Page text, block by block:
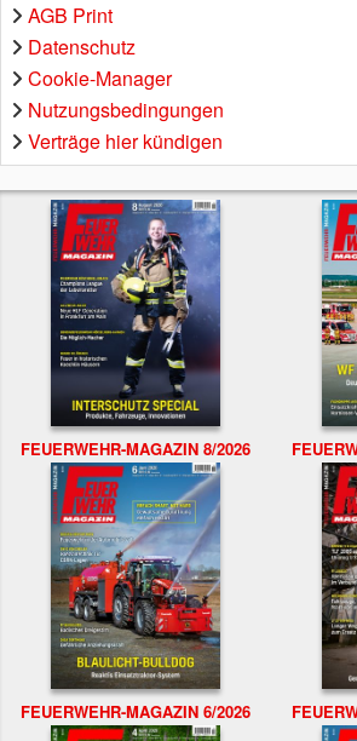
AGB Print
Datenschutz
Cookie-Manager
Nutzungsbedingungen
Verträge hier kündigen
FEUERWEHR-MAGAZIN 8/2026
FEUERWEHR-MAGAZIN 6/2026